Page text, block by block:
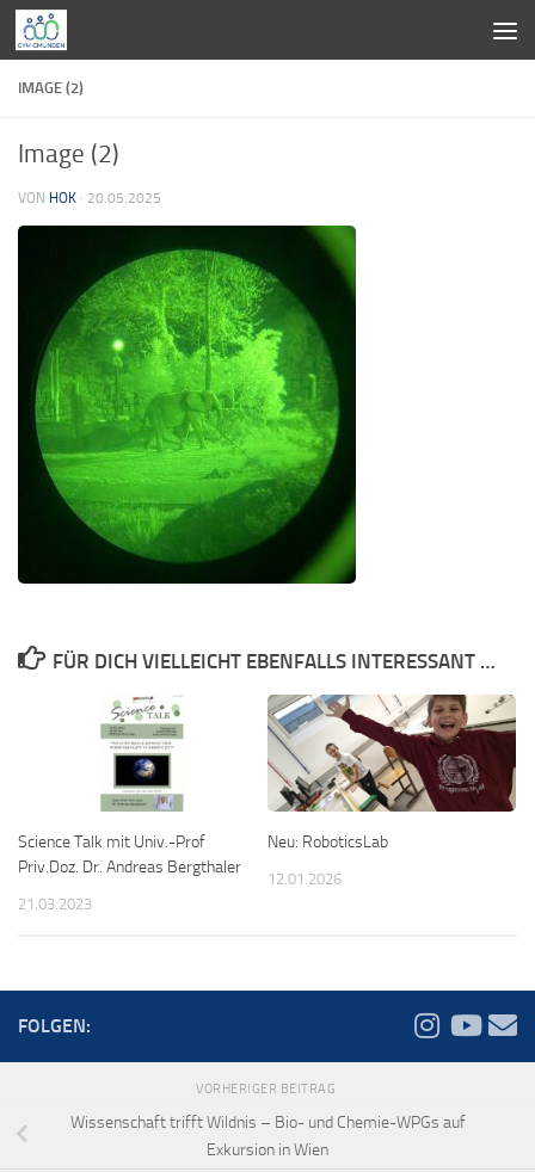
Zum Inhalt springen
IMAGE (2)
Image (2)
VON HOK · 20.05.2025
FÜR DICH VIELLEICHT EBENFALLS INTERESSANT …
Science Talk mit Univ.-Prof
Priv.Doz. Dr. Andreas Bergthaler
21.03.2023
Neu: RoboticsLab
12.01.2026
FOLGEN:
VORHERIGER BEITRAG
Wissenschaft trifft Wildnis – Bio- und Chemie-WPGs auf
Exkursion in Wien